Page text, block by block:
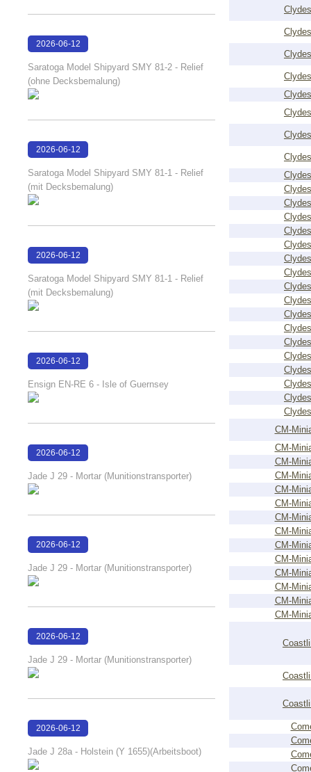
CM-
CM-
CM-
CM-
CM-
CM-
CM-
CM-
CM-
CM-
CM-
CM-
CM-
CM-
2026-06-12
Saratoga Model Shipyard SMY 81-2 - Relief
(ohne Decksbemalung)
2026-06-12
Saratoga Model Shipyard SMY 81-1 - Relief
(mit Decksbemalung)
2026-06-12
Saratoga Model Shipyard SMY 81-1 - Relief
(mit Decksbemalung)
2026-06-12
Ensign EN-RE 6 - Isle of Guernsey
2026-06-12
Jade J 29 - Mortar (Munitionstransporter)
2026-06-12
Jade J 29 - Mortar (Munitionstransporter)
2026-06-12
Jade J 29 - Mortar (Munitionstransporter)
2026-06-12
Jade J 28a - Holstein (Y 1655)(Arbeitsboot)